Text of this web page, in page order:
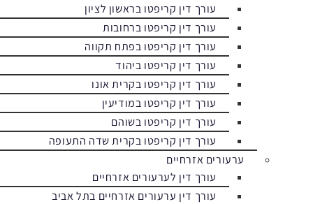
עורך דין קריפטו בראשון לציון
עורך דין קריפטו ברחובות
עורך דין קריפטו בפתח תקווה
עורך דין קריפטו ביהוד
עורך דין קריפטו בקרית אונו
עורך דין קריפטו במודיעין
עורך דין קריפטו בשוהם
עורך דין קריפטו בקרית שדה התעופה
ערעורים אזרחיים
עורך דין לערעורים אזרחיים
עורך דין ערעורים אזרחיים בתל אביב